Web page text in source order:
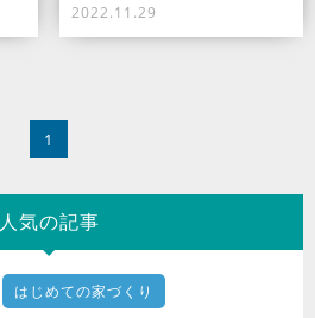
2022.11.29
1
人気の記事
はじめての家づくり